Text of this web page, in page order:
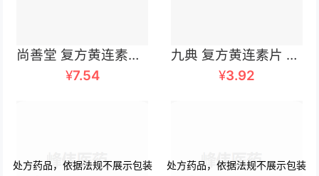
尚善堂 复方黄连素片 100片
¥7.54
九典 复方黄连素片 30毫克×24片
¥3.92